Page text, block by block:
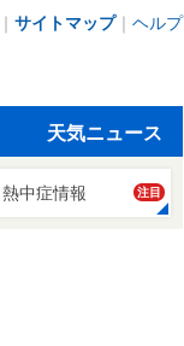
サイトマップ｜ ヘルプ
天気ニュース
熱中症情報 注目